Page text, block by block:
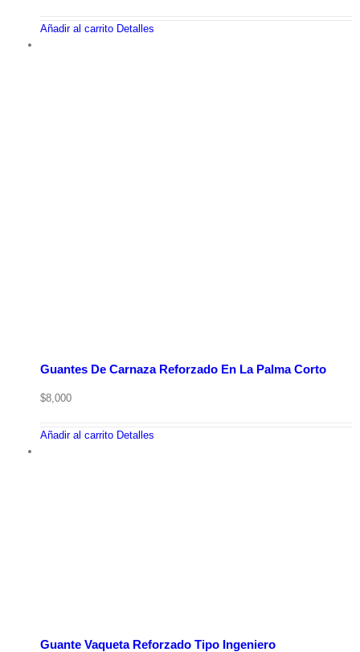
Añadir al carrito Detalles
Guantes De Carnaza Reforzado En La Palma Corto
$8,000
Añadir al carrito Detalles
Guante Vaqueta Reforzado Tipo Ingeniero